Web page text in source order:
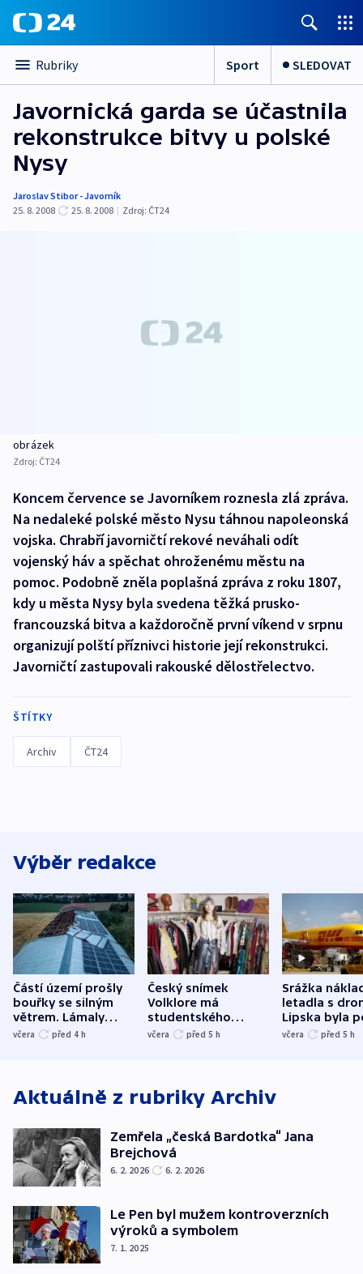
Rubriky Sport SLEDOVAT
Javornická garda se účastnila
rekonstrukce bitvy u polské
Nysy
Jaroslav Stibor - Javorník
25. 8. 2008
25. 8. 2008 | Zdroj: ČT24
obrázek
Zdroj: ČT24
Koncem července se Javorníkem roznesla zlá zpráva.
Na nedaleké polské město Nysu táhnou napoleonská
vojska. Chrabří javorničtí rekové neváhali odít
vojenský háv a spěchat ohroženému městu na
pomoc. Podobně zněla poplašná zpráva z roku 1807,
kdy u města Nysy byla svedena těžká prusko-
francouzská bitva a každoročně první víkend v srpnu
organizují polští příznivci historie její rekonstrukci.
Javorničtí zastupovali rakouské dělostřelectvo.
ŠTÍTKY
Archiv ČT24
Výběr redakce
Částí území prošly
bouřky se silným
větrem. Lámaly
stromy a poničily
včera před 4 h
Český snímek
Volklore má
studentského
Oscara, zabojuje o
včera před 5 h
Srážka
letadla s
Lipska byla
německého
včera před 5 h
Aktuálně z rubriky Archiv
Zemřela „česká Bardotka“ Jana
Brejchová
6. 2. 2026 6. 2. 2026
Le Pen byl mužem kontroverzních
výroků a symbolem
7. 1. 2025